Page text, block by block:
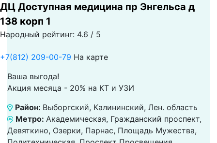
ДЦ Доступная медицина пр Энгельса д
138 корп 1
Народный рейтинг: 4.6 / 5
+7(812) 209-00-79 На карте
Ваша выгода!
Акция месяца - 20% на КТ и УЗИ
Район: Выборгский, Калининский, Лен. область
Метро: Академическая, Гражданский проспект,
Девяткино, Озерки, Парнас, Площадь Мужества,